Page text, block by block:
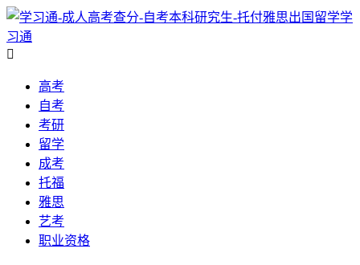
学
习通

高考
自考
考研
留学
成考
托福
雅思
艺考
职业资格